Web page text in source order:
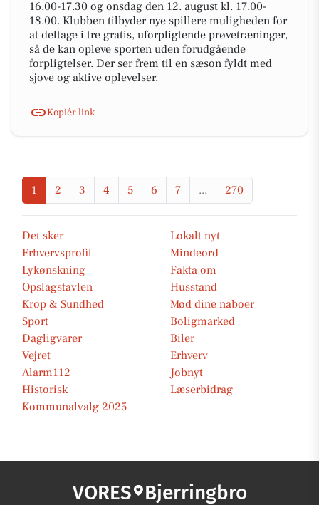
16.00-17.30 og onsdag den 12. august kl. 17.00-
18.00. Klubben tilbyder nye spillere muligheden for
at deltage i tre gratis, uforpligtende prøvetræninger,
så de kan opleve sporten uden forudgående
forpligtelser. Der ser frem til en sæson fyldt med
sjove og aktive oplevelser.
Kopiér link
1 2 3 4 5 6 7 ... 270
Det sker
Lokalt nyt
Erhvervsprofil
Mindeord
Lykønskning
Fakta om
Opslagstavlen
Husstand
Krop & Sundhed
Mød dine naboer
Sport
Boligmarked
Dagligvarer
Biler
Vejret
Erhverv
Alarm112
Jobnyt
Historisk
Læserbidrag
Kommunalvalg 2025
VORES Bjerringbro